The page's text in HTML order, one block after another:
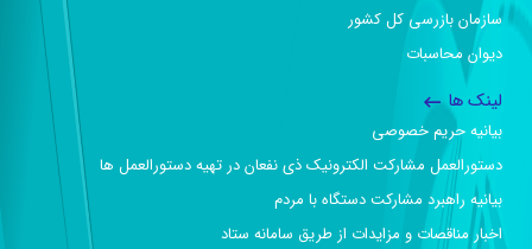
سازمان بازرسی کل کشور
دیوان محاسبات
لینک ها
بیانیه حریم خصوصی
دستورالعمل مشارکت الکترونیک ذی نفعان در تهیه دستورالعمل ها
بیانیه راهبرد مشارکت دستگاه با مردم
اخبار مناقصات و مزایدات از طریق سامانه ستاد